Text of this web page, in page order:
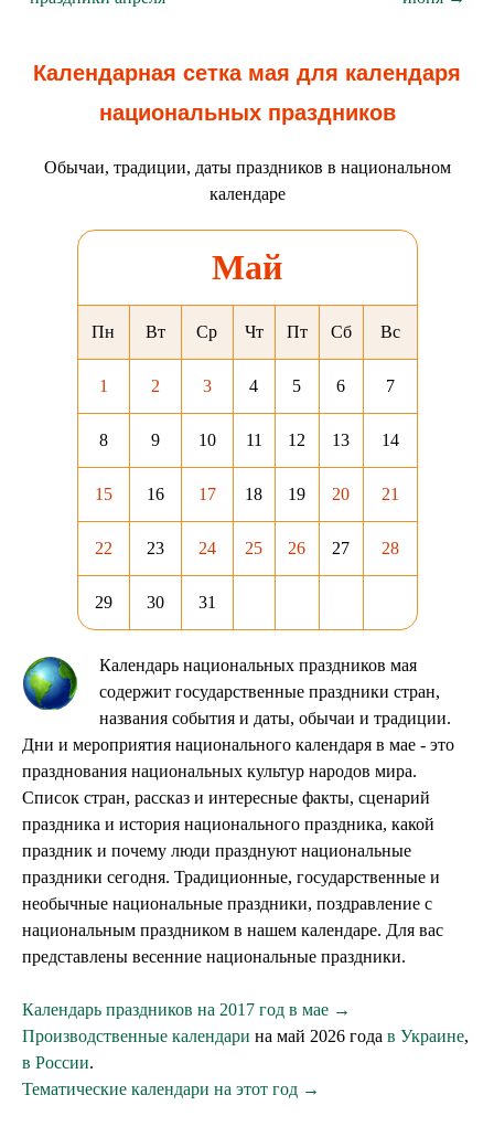
Календарная сетка мая для календаря
национальных праздников
Обычаи, традиции, даты праздников в национальном
календаре
Май
Пн Вт Ср Чт Пт Сб Вс
1 2 3 4 5 6 7
8 9 10 11 12 13 14
15 16 17 18 19 20 21
22 23 24 25 26 27 28
29 30 31
Календарь национальных праздников мая
содержит государственные праздники стран,
названия события и даты, обычаи и традиции.
Дни и мероприятия национального календаря в мае - это
празднования национальных культур народов мира.
Список стран, рассказ и интересные факты, сценарий
праздника и история национального праздника, какой
праздник и почему люди празднуют национальные
праздники сегодня. Традиционные, государственные и
необычные национальные праздники, поздравление с
национальным праздником в нашем календаре. Для вас
представлены весенние национальные праздники.
Календарь праздников на 2017 год в мае →
Производственные календари на май 2026 года в Украине,
в России.
Тематические календари на этот год →